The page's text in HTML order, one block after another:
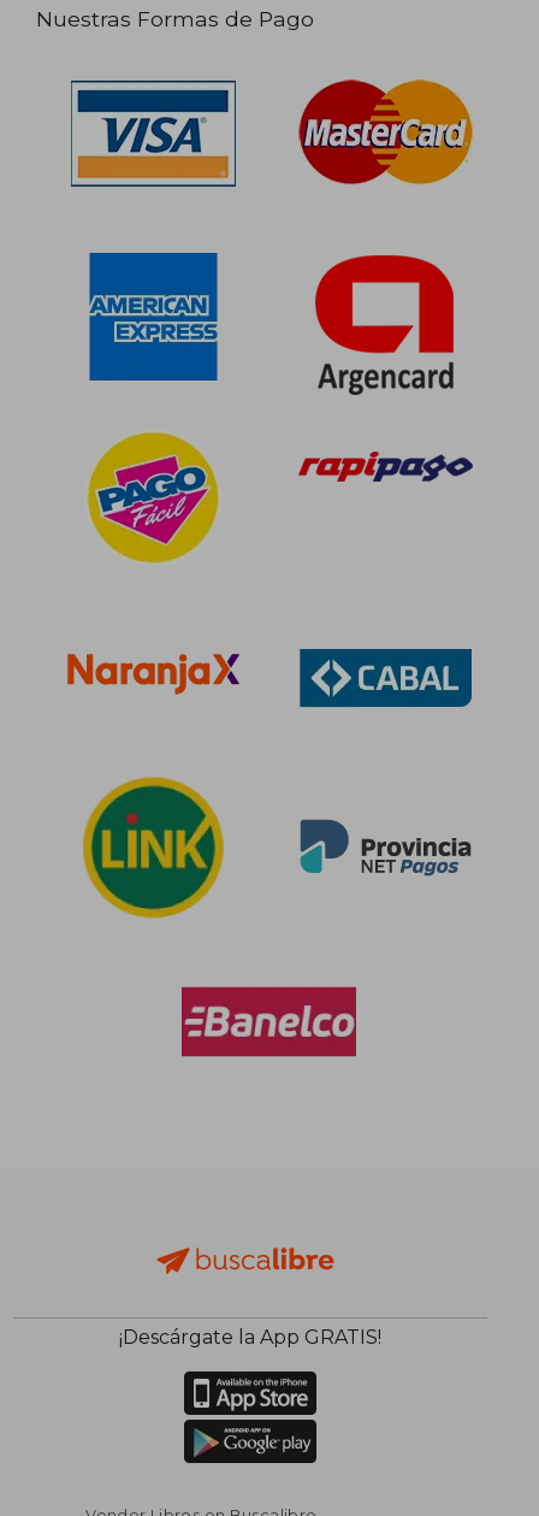
Nuestras Formas de Pago
¡Descárgate la App GRATIS!